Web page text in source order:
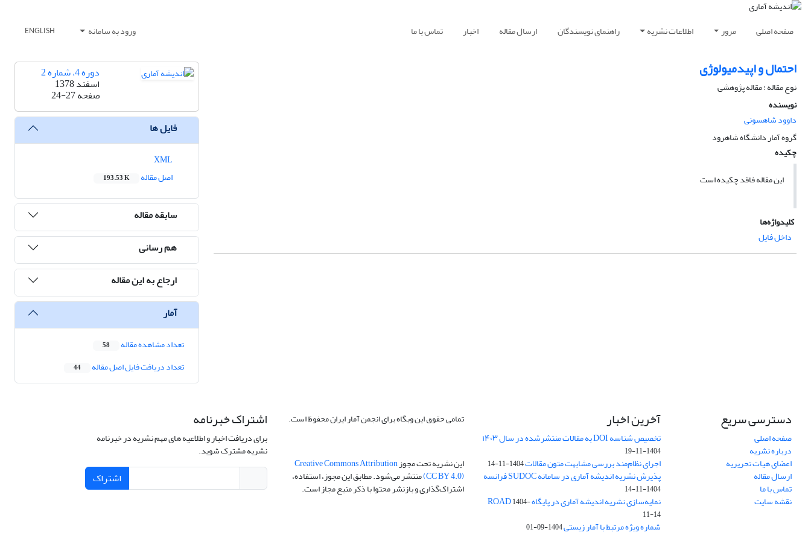
صفحه اصلی مرور اطلاعات نشریه راهنمای نویسندگان ارسال مقاله اخبار تماس با ما ورود به سامانه ENGLISH
احتمال و اپیدمیولوژی
نوع مقاله : مقاله پژوهشی
نویسنده
داوود شاهسونی
گروه آمار دانشگاه شاهرود
چکیده
این مقاله فاقد چکیده است
کلیدواژه‌ها
داخل فایل
دوره 4، شماره 2
اسفند 1378
صفحه24-27
فایل ها
اصل مقاله
193.53 K
سابقه مقاله
هم رسانی
ارجاع به این مقاله
آمار
تعداد مشاهده مقاله 58
تعداد دریافت فایل اصل مقاله 44
دسترسی سریع
صفحه اصلی
درباره نشریه
اعضای هیات تحریریه
ارسال مقاله
تماس با ما
نقشه سایت
آخرین اخبار
تخصیص شناسه DOI به مقالات منتشرشده در سال ۱۴۰۳
1404-11-19
اجرای نظام‌مند بررسی مشابهت متون مقالات1404-11-14
پذیرش نشریه اندیشه آماری در سامانه SUDOC فرانسه
1404-11-14
نمایه‌سازی نشریه اندیشه آماری در پایگاه ROAD1404-
11-14
شماره ویژه مرتبط با آمار زیستی1404-09-01
تمامی حقوق این وبگاه برای انجمن آمار ایران محفوظ است.
این نشریه تحت مجوزCreative Commons Attribution
(CC BY 4.0)منتشر می‌شود. مطابق این مجوز، استفاده،
اشتراک‌گذاری و بازنشر محتوا با ذکر منبع مجاز است.
اشتراک خبرنامه
برای دریافت اخبار و اطلاعیه های مهم نشریه در خبرنامه
نشریه مشترک شوید.
اشتراک